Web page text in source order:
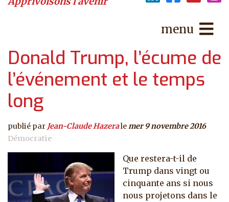
menu
Donald Trump, l’écume de
l’événement et le temps
long
publié par Jean-Claude Hazeralemer 9 novembre 2016
Démocratie
Que restera-t-il de
Trump dans vingt ou
cinquante ans si nous
nous projetons dans le